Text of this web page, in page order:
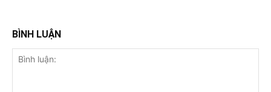
BÌNH LUẬN